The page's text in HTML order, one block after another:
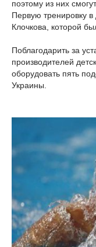
поэтому из них
Первую тренировку
Клочкова, которой
Поблагодарить за
производителей
оборудовать пять
Украины.